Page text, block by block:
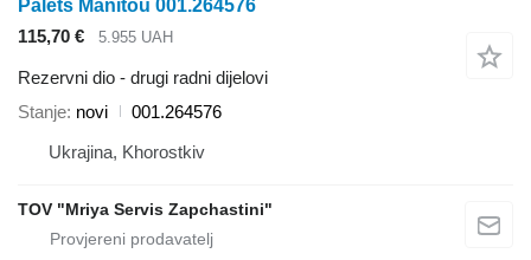
Palets Manitou 001.264576
115,70 €
5.955 UAH
Rezervni dio - drugi radni dijelovi
Stanje novi
001.264576
Ukrajina, Khorostkiv
TOV "Mriya Servis Zapchastini"